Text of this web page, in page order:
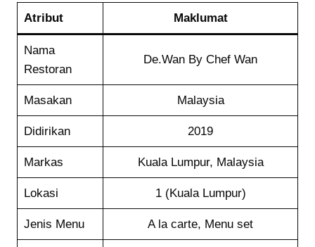
Atribut Maklumat
Nama
Restoran
De.Wan By Chef Wan
Masakan Malaysia
Didirikan 2019
Markas Kuala Lumpur, Malaysia
Lokasi 1 (Kuala Lumpur)
Jenis Menu A la carte, Menu set